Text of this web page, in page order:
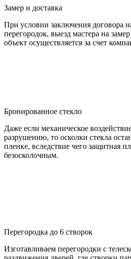
Замер и доставка
При условии заключения договора
перегородок, выезд мастера на
объект осуществляется за счет
Бронированное стекло
Даже если механическое
разрушению, то осколки стекла
пленке, вследствие чего защитная
безосколочным.
Перегородка до 6 створок
Изготавливаем перегородки с